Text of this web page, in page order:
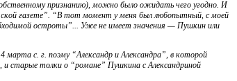
признанию), можно было ожидать чего угодно. И
газете”. “В тот момент у меня был любопытный, с моей
остроты”... Уже не имеет значения — Пушкин или
с. г. поэму “Александр и Александра”, в которой
и старые толки о “романе” Пушкина с Александриной